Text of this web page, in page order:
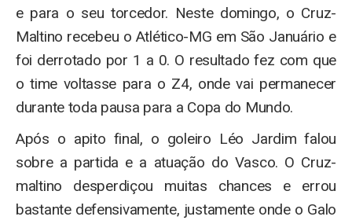
e para o seu torcedor. Neste domingo, o Cruz-
Maltino recebeu o Atlético-MG em São Januário e
foi derrotado por 1 a 0. O resultado fez com que
o time voltasse para o Z4, onde vai permanecer
durante toda pausa para a Copa do Mundo.
Após o apito final, o goleiro Léo Jardim falou
sobre a partida e a atuação do Vasco. O Cruz-
maltino desperdiçou muitas chances e errou
bastante defensivamente, justamente onde o Galo